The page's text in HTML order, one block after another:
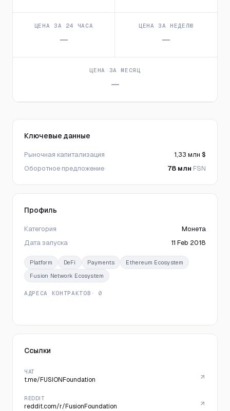
ЦЕНА ЗА 24 ЧАСА
—
ЦЕНА ЗА НЕДЕЛЮ
—
ЦЕНА ЗА МЕСЯЦ
—
Ключевые данные
Рыночная капитализация
1,33 млн $
Оборотное предложение
78 млн FSN
Профиль
Категория
Монета
Дата запуска
11 Feb 2018
Platform DeFi Payments
Ethereum Ecosystem
Fusion Network Ecosystem
АДРЕСА КОНТРАКТОВ · 0
Ссылки
ЧАТ
t.me/FUSIONFoundation
REDDIT
reddit.com/r/FusionFoundation